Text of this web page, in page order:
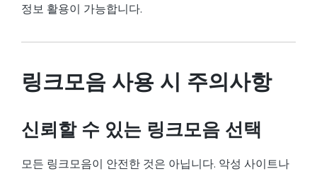
정보 활용이 가능합니다.
링크모음 사용 시 주의사항
신뢰할 수 있는 링크모음 선택
모든 링크모음이 안전한 것은 아닙니다. 악성 사이트나